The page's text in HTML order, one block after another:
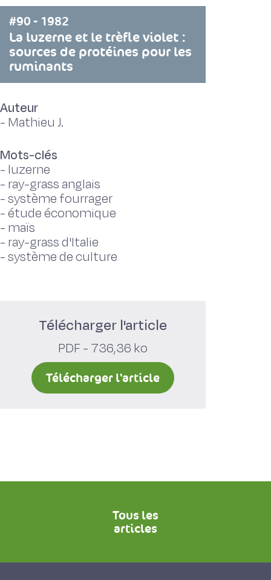
#90 - 1982
La luzerne et le trèfle violet :
sources de protéines pour les
ruminants
Auteur
- Mathieu J.
Mots-clés
- luzerne
- ray-grass anglais
-système fourrager
-étude économique
- maïs
- ray-grass d'Italie
-système de culture
Télécharger l'article
PDF - 736,36 ko
Télécharger l'article
Tous les
articles